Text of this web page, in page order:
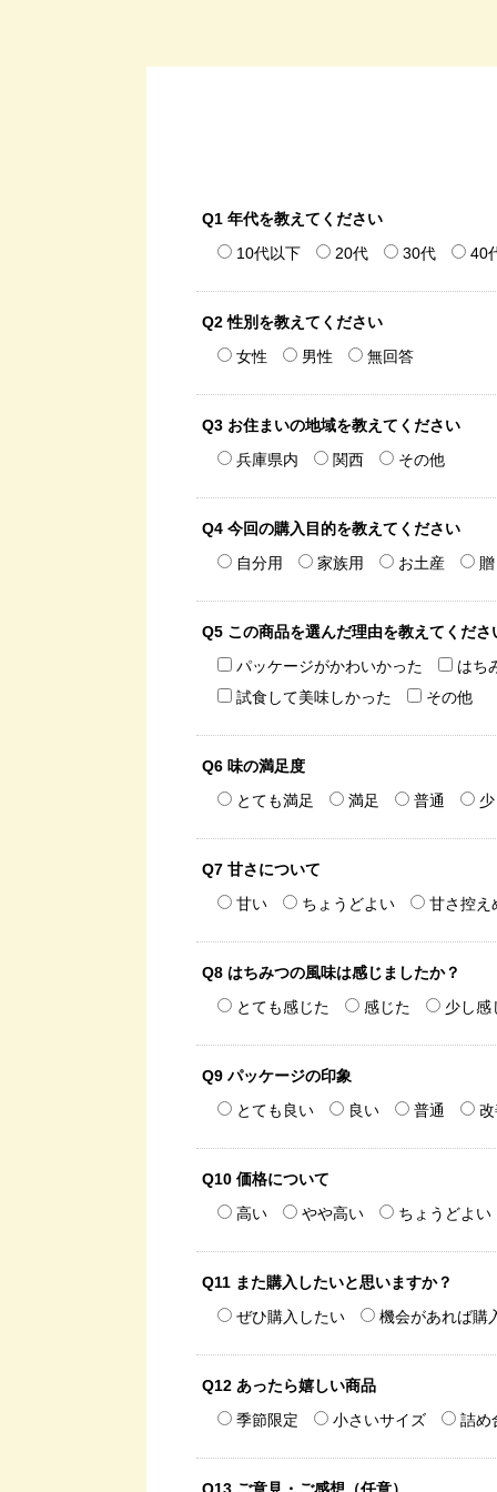
Q1 年代を教えてください
10代以下
20代 30代 40
Q2 性別を教えてください
女性
男性 無回答
Q3 お住まいの地域を教えてください
兵庫県内
関西 その他
Q4 今回の購入目的を教えてください
自分用
家族用 お土産
Q5 この商品を選んだ理由を教えてくださ
パッケージがかわいかった
はち
試食して美味しかった
その他
Q6 味の満足度
とても満足
満足 普通
Q7 甘さについて
甘い
ちょうどよい 甘さ控え
Q8 はちみつの風味は感じましたか？
とても感じた
感じた 少し感
Q9 パッケージの印象
とても良い
良い 普通
Q10 価格について
高い
やや高い ちょうどよい
Q11 また購入したいと思いますか？
ぜひ購入したい
機会があれば購
Q12 あったら嬉しい商品
季節限定
小さいサイズ 詰め